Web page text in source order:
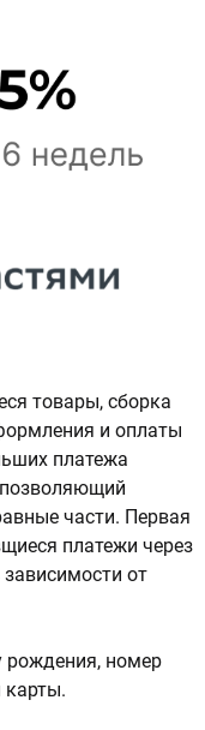
товары, сборка
и оплаты
платежа
части. Первая
платежи через
от
рождения, номер
карты.